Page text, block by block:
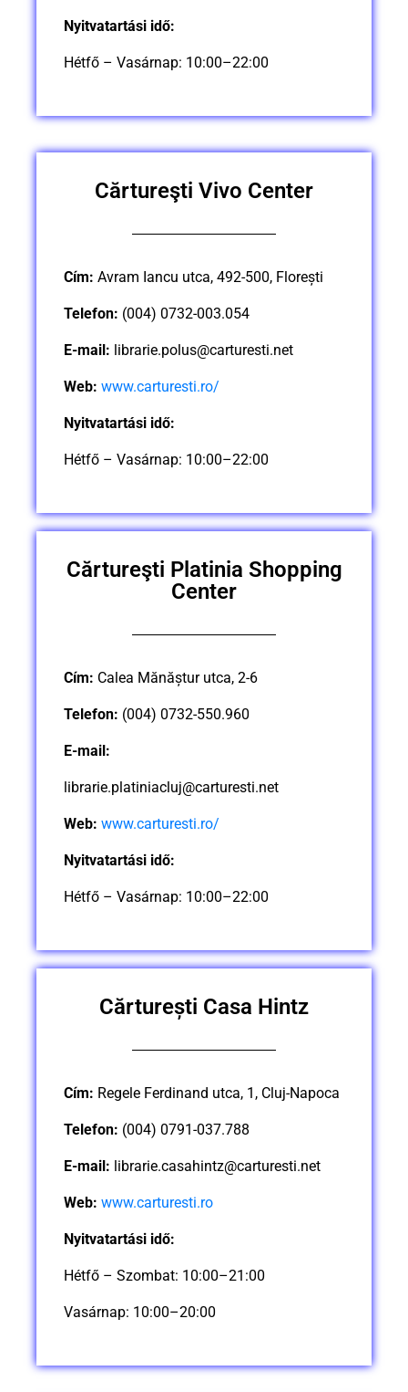
Nyitvatartási idő:
Hétfő – Vasárnap: 10:00–22:00
Cărtureşti Vivo Center
Cím: Avram Iancu utca, 492-500, Florești
Telefon: (004) 0732-003.054
E-mail: librarie.polus@carturesti.net
Web: www.carturesti.ro/
Nyitvatartási idő:
Hétfő – Vasárnap: 10:00–22:00
Cărtureşti Platinia Shopping
Center
Cím: Calea Mănăștur utca, 2-6
Telefon: (004) 0732-550.960
E-mail:
librarie.platiniacluj@carturesti.net
Web: www.carturesti.ro/
Nyitvatartási idő:
Hétfő – Vasárnap: 10:00–22:00
Cărturești Casa Hintz
Cím: Regele Ferdinand utca, 1, Cluj-Napoca
Telefon: (004) 0791-037.788
E-mail: librarie.casahintz@carturesti.net
Web: www.carturesti.ro
Nyitvatartási idő:
Hétfő – Szombat: 10:00–21:00
Vasárnap: 10:00–20:00